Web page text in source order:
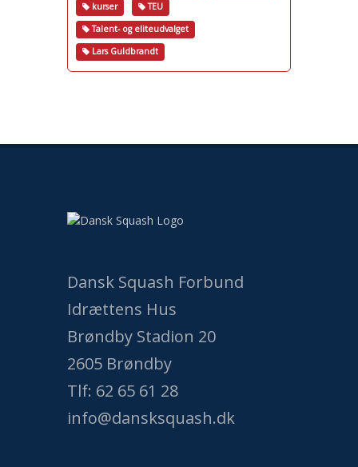
kurser
TEU
Talent- og eliteudvalget
Lars Guldbrandt
Dansk Squash Forbund
Idrættens Hus
Brøndby Stadion 20
2605 Brøndby
Tlf: 62 65 61 28
info@dansksquash.dk